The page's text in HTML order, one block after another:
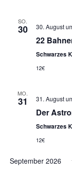
SO.
30 30. August
22
Schwarzes
12€
MO.
31 31. August
Der
Schwarzes
12€
September 2026